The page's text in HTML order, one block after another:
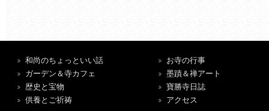
和尚のちょっといい話
ガーデン＆寺カフェ
歴史と宝物
供養とご祈祷
お寺の行事
墨蹟＆禅アート
寶勝寺日誌
アクセス